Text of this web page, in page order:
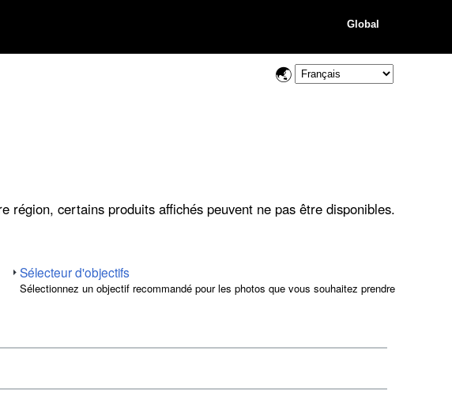
Global
région, certains produits affichés peuvent ne pas être disponibles.
Sélecteur d'objectifs
Sélectionnez un objectif recommandé pour les photos que vous souhaitez prendre